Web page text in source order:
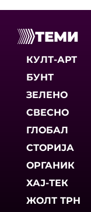
ТЕМИ
КУЛТ-АРТ
БУНТ
ЗЕЛЕНО
СВЕСНО
ГЛОБАЛ
СТОРИЈА
ОРГАНИК
ХАЈ-ТЕК
ЖОЛТ ТРН